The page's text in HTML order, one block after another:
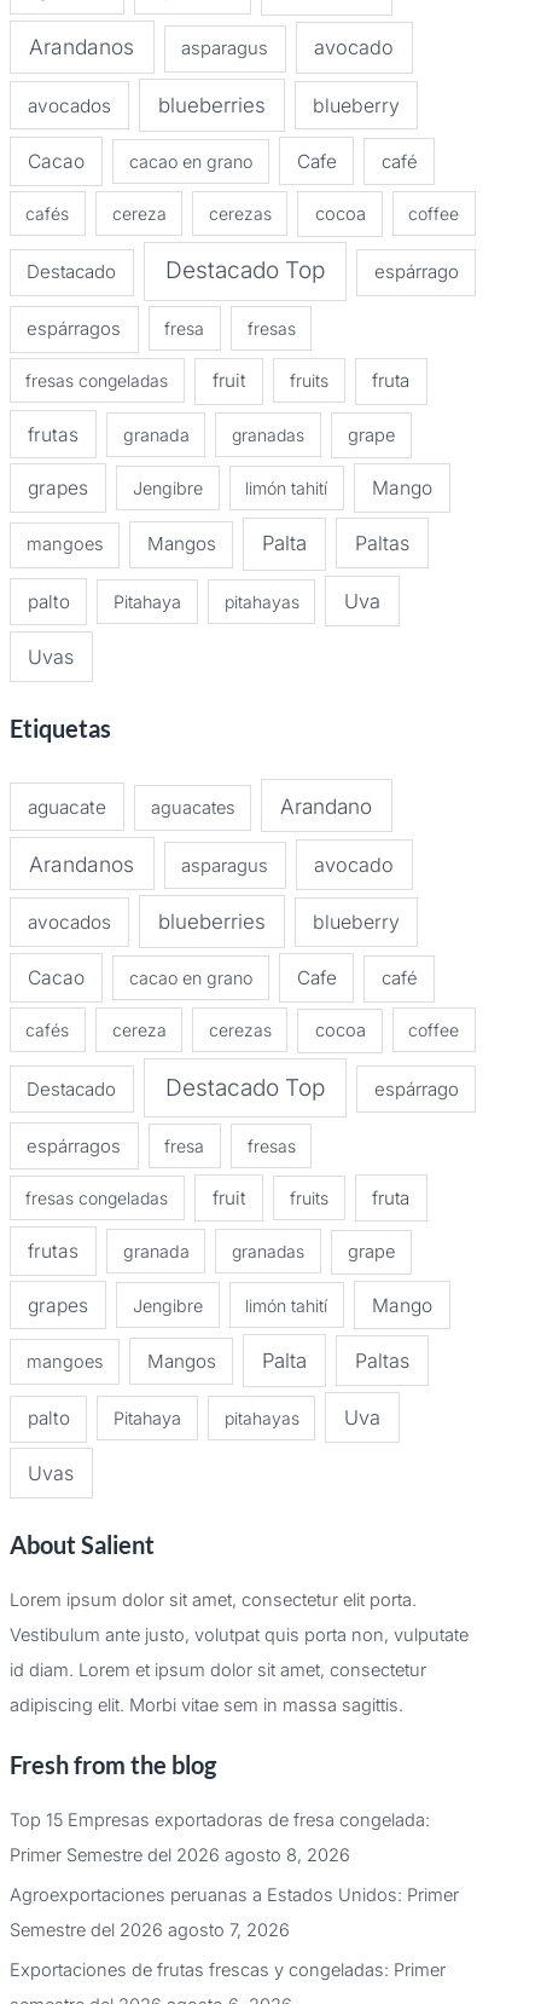
Arandanos asparagus avocado
avocados blueberries blueberry
Cacao cacao en grano Cafe café
cafés cereza cerezas cocoa coffee
Destacado Destacado Top espárrago
espárragos fresa fresas
fresas congeladas fruit fruits fruta
frutas granada granadas grape
grapes Jengibre limón tahití Mango
mangoes Mangos Palta Paltas
palto Pitahaya pitahayas Uva
Uvas
Etiquetas
aguacate aguacates Arandano
Arandanos asparagus avocado
avocados blueberries blueberry
Cacao cacao en grano Cafe café
cafés cereza cerezas cocoa coffee
Destacado Destacado Top espárrago
espárragos fresa fresas
fresas congeladas fruit fruits fruta
frutas granada granadas grape
grapes Jengibre limón tahití Mango
mangoes Mangos Palta Paltas
palto Pitahaya pitahayas Uva
Uvas
About Salient
Lorem ipsum dolor sit amet, consectetur elit porta.
Vestibulum ante justo, volutpat quis porta non, vulputate
id diam. Lorem et ipsum dolor sit amet, consectetur
adipiscing elit. Morbi vitae sem in massa sagittis.
Fresh from the blog
Top 15 Empresas exportadoras de fresa congelada:
Primer Semestre del 2026 agosto 8, 2026
Agroexportaciones peruanas a Estados Unidos: Primer
Semestre del 2026 agosto 7, 2026
Exportaciones de frutas frescas y congeladas: Primer